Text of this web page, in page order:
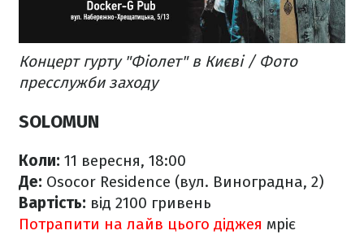
Концерт гурту "Фіолет" в Києві / Фото
пресслужби заходу
SOLOMUN
Коли: 11 вересня, 18:00
Де: Osocor Residence (вул. Виноградна, 2)
Вартість: від 2100 гривень
Потрапити на лайв цього діджея мріє